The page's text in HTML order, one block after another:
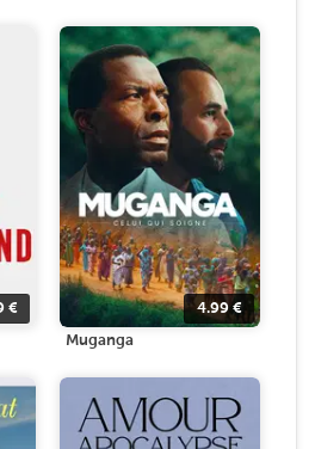
€ 4.99 €
Muganga